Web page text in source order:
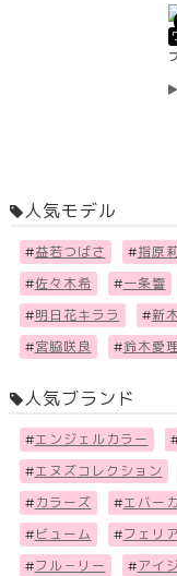
人気モデル
#益若つばさ #指原
#佐々木希 #一条響
#明日花キララ #新
#宮脇咲良 #鈴木愛理
人気ブランド
#エンジェルカラー
#エヌズコレクション
# カラーズ #エバー
# ビューム #フェリ
#フル－リー #アイ